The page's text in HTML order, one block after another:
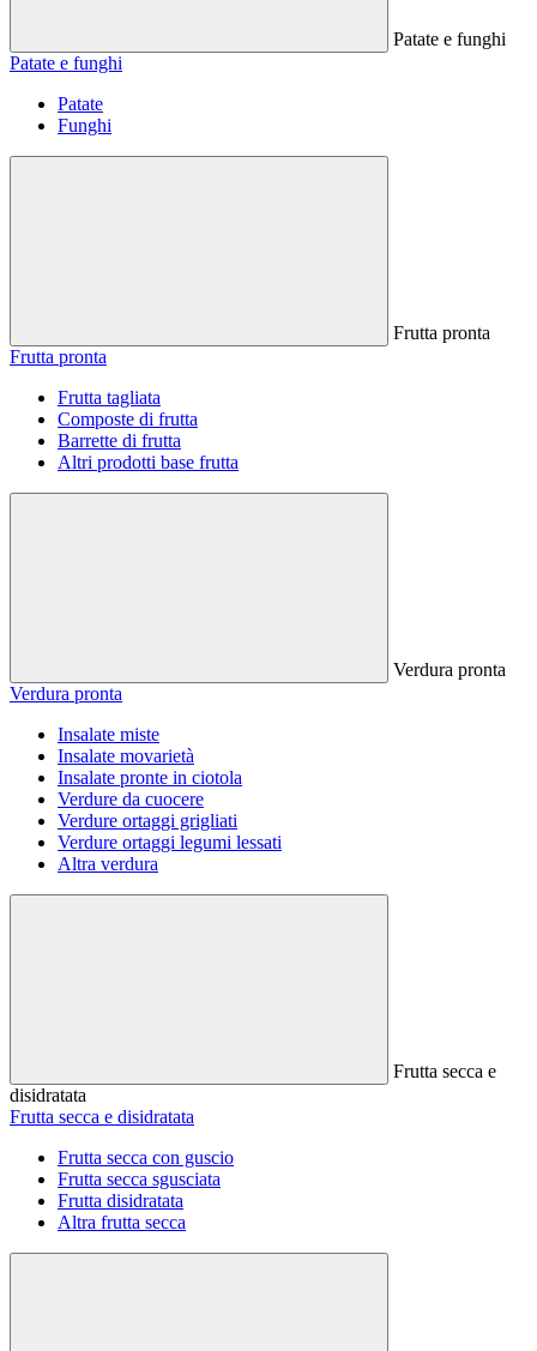
Patate e funghi
Patate e funghi
Patate
Funghi
Frutta pronta
Frutta pronta
Frutta tagliata
Composte di frutta
Barrette di frutta
Altri prodotti base frutta
Verdura pronta
Verdura pronta
Insalate miste
Insalate movarietà
Insalate pronte in ciotola
Verdure da cuocere
Verdure ortaggi grigliati
Verdure ortaggi legumi lessati
Altra verdura
Frutta secca e
disidratata
Frutta secca e disidratata
Frutta secca con guscio
Frutta secca sgusciata
Frutta disidratata
Altra frutta secca